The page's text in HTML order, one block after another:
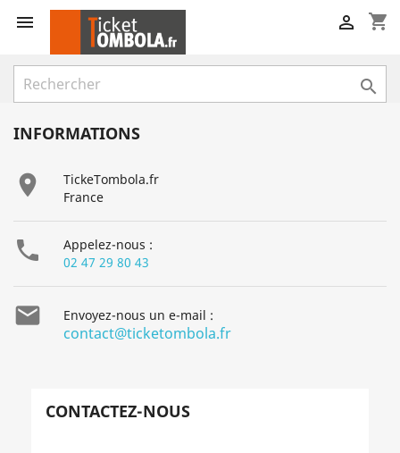
 shopping_cart


INFORMATIONS

TickeTombola.fr
France

Appelez-nous :
02 47 29 80 43
 Envoyez-nous un e-mail :
contact@ticketombola.fr
CONTACTEZ-NOUS